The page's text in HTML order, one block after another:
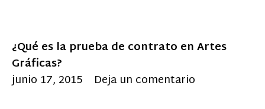
¿Qué es la prueba de contrato en Artes
Gráficas?
junio 17, 2015
Deja un comentario